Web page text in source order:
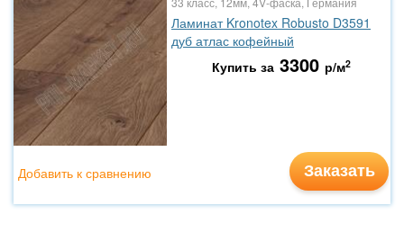
Ламинат Kronotex Robusto D3591
дуб атлас кофейный
Купить за 3300 р/м2
Заказать
Добавить к сравнению